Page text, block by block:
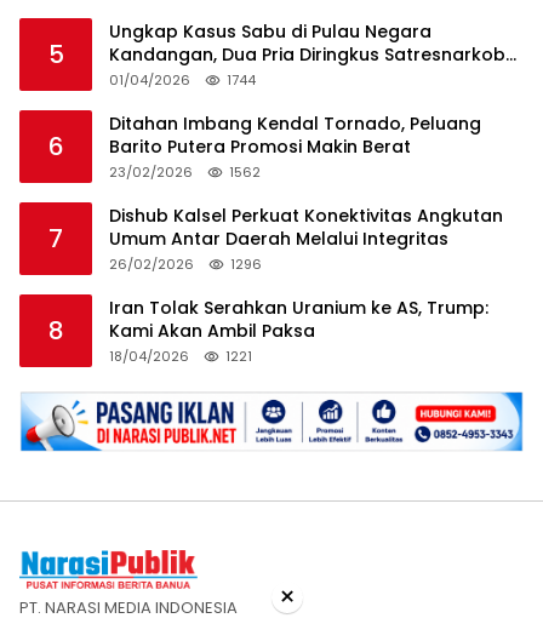
5
Ungkap Kasus Sabu di Pulau Negara
Kandangan, Dua Pria Diringkus Satresnarkoba
HSS
01/04/2026 1744
6
Ditahan Imbang Kendal Tornado, Peluang
Barito Putera Promosi Makin Berat
23/02/2026 1562
7
Dishub Kalsel Perkuat Konektivitas Angkutan
Umum Antar Daerah Melalui Integritas
26/02/2026 1296
8
Iran Tolak Serahkan Uranium ke AS, Trump:
Kami Akan Ambil Paksa
18/04/2026 1221
PT. NARASI MEDIA INDONESIA ×